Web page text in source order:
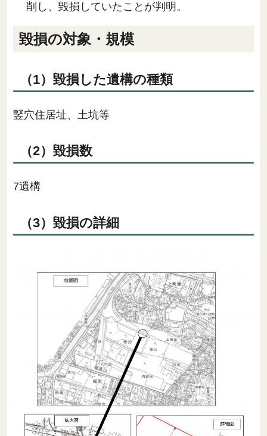
削し、毀損していたことが判明。
毀損の対象・規模
（1）毀損した遺構の種類
竪穴住居址、土坑等
（2）毀損数
7遺構
（3）毀損の詳細